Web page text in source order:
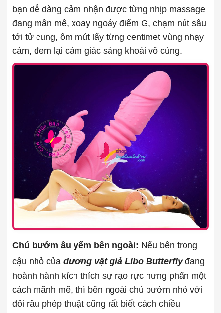
bạn dễ dàng cảm nhận được từng nhịp massage
đang mân mê, xoay ngoáy điểm G, chạm nút sâu
tới tử cung, ôm mút lấy từng centimet vùng nhạy
cảm, đem lại cảm giác sảng khoái vô cùng.
Chú bướm âu yếm bên ngoài: Nếu bên trong
cậu nhỏ của dương vật giả Libo Butterflyđang
hoành hành kích thích sự rạo rực hưng phấn một
cách mãnh mẽ, thì bên ngoài chú bướm nhỏ với
đôi râu phép thuật cũng rất biết cách chiều